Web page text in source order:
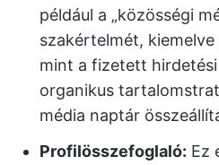
például a „közösségi
szakértelmét,
mint a fizetett
organikus
média naptár
Profilösszefoglaló: Ez